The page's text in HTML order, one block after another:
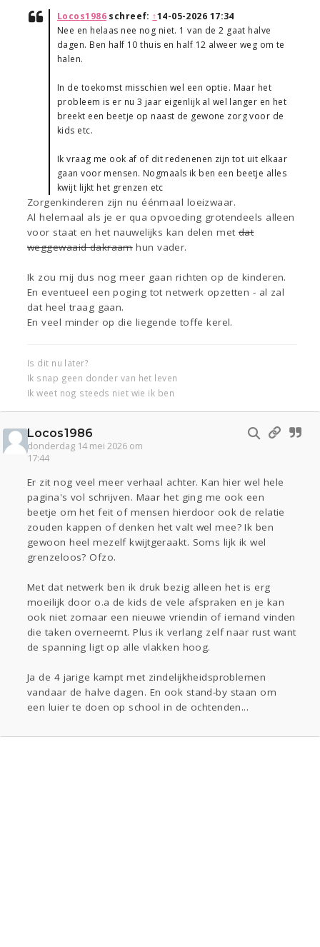
Locos1986schreef: ↑14-05-2026 17:34
Nee en helaas nee nog niet. 1 van de 2 gaat halve
dagen. Ben half 10 thuis en half 12 alweer weg om te
halen.
In de toekomst misschien wel een optie. Maar het
probleem is er nu 3 jaar eigenlijk al wel langer en het
breekt een beetje op naast de gewone zorg voor de
kids etc.
Ik vraag me ook af of dit redenenen zijn tot uit elkaar
gaan voor mensen. Nogmaals ik ben een beetje alles
kwijt lijkt het grenzen etc
Zorgenkinderen zijn nu éénmaal loeizwaar.
Al helemaal als je er qua opvoeding grotendeels alleen
voor staat en het nauwelijks kan delen met dat
weggewaaid dakraamhun vader.
Ik zou mij dus nog meer gaan richten op de kinderen.
En eventueel een poging tot netwerk opzetten - al zal
dat heel traag gaan.
En veel minder op die liegende toffe kerel.
Is dit nu later?
Ik snap geen donder van het leven
Ik weet nog steeds niet wie ik ben
Locos1986
donderdag 14 mei 2026 om
17:44
Er zit nog veel meer verhaal achter. Kan hier wel hele
pagina's vol schrijven. Maar het ging me ook een
beetje om het feit of mensen hierdoor ook de relatie
zouden kappen of denken het valt wel mee? Ik ben
gewoon heel mezelf kwijtgeraakt. Soms lijk ik wel
grenzeloos? Ofzo.
Met dat netwerk ben ik druk bezig alleen het is erg
moeilijk door o.a de kids de vele afspraken en je kan
ook niet zomaar een nieuwe vriendin of iemand vinden
die taken overneemt. Plus ik verlang zelf naar rust want
de spanning ligt op alle vlakken hoog.
Ja de 4 jarige kampt met zindelijkheidsproblemen
vandaar de halve dagen. En ook stand-by staan om
een luier te doen op school in de ochtenden...